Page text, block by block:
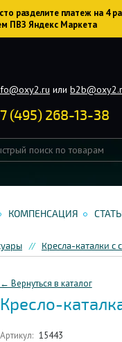
разделите платеж на 4
ПВЗ Яндекс Маркета
или
7 (495) 268-13-38
КОМПЕНСАЦИЯ
Кресла-каталки
← Вернуться в каталог
Кресло-
Артикул: 15443